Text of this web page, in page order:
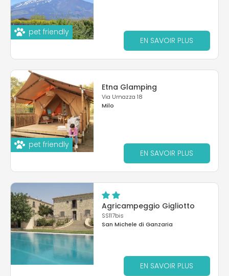
pet friendly
EN SAVOIR PLUS
pet friendly
Etna Glamping
Via Urnazza 18
Milo
EN SAVOIR PLUS
Agricampeggio Gigliotto
SS117bis
San Michele di Ganzaria
EN SAVOIR PLUS